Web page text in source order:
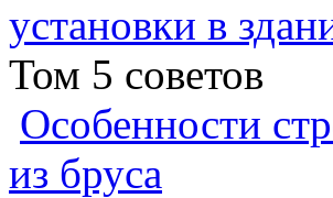
установки в
Том 5 советов
Особенности
из бруса